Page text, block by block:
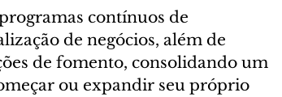
contínuos de
de negócios, além de
de fomento, consolidando um
ou expandir seu próprio